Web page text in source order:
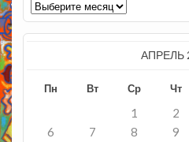
Архивы
АПРЕЛЬ
Пн Вт Ср Чт
1 2
6
7 8 9